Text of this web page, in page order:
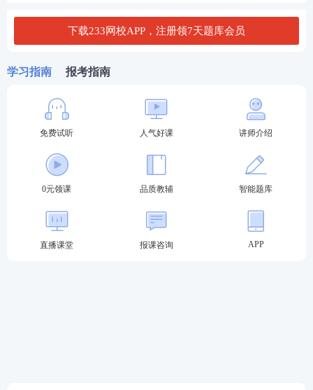
下载233网校APP，注册领7天题库会员
学习指南 报考指南
免费试听 人气好课 讲师介绍
0元领课 品质教辅 智能题库
直播课堂 报课咨询 APP